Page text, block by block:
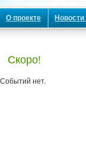
О проекте
Скоро!
Событий нет.